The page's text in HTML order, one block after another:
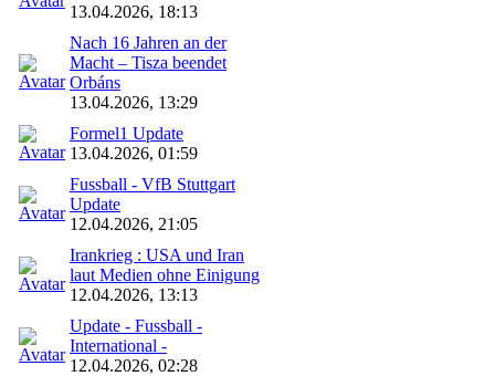
13.04.2026, 18:13
Nach 16 Jahren an der
Macht – Tisza beendet
Orbáns
13.04.2026, 13:29
Formel1 Update
13.04.2026, 01:59
Fussball - VfB Stuttgart
Update
12.04.2026, 21:05
Irankrieg : USA und Iran
laut Medien ohne Einigung
12.04.2026, 13:13
Update - Fussball -
International -
12.04.2026, 02:28